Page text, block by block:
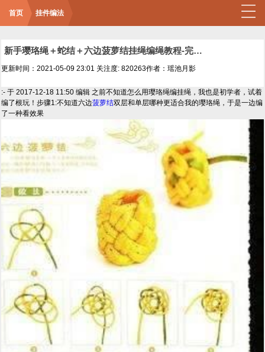
首页 挂件编法
新手璎珞绳＋蛇结＋六边菠萝结挂绳编绳教程-完整编法步骤
更新时间：2021-05-09 23:01 关注度: 820263作者：瑶池月影
:- 于 2017-12-18 11:50 编辑 之前不知道怎么用璎珞绳编挂绳，我也是初学者，试着
编了根玩！步骤1:不知道六边菠萝结双层和单层哪种更适合我的璎珞绳，于是一边编
了一种看效果